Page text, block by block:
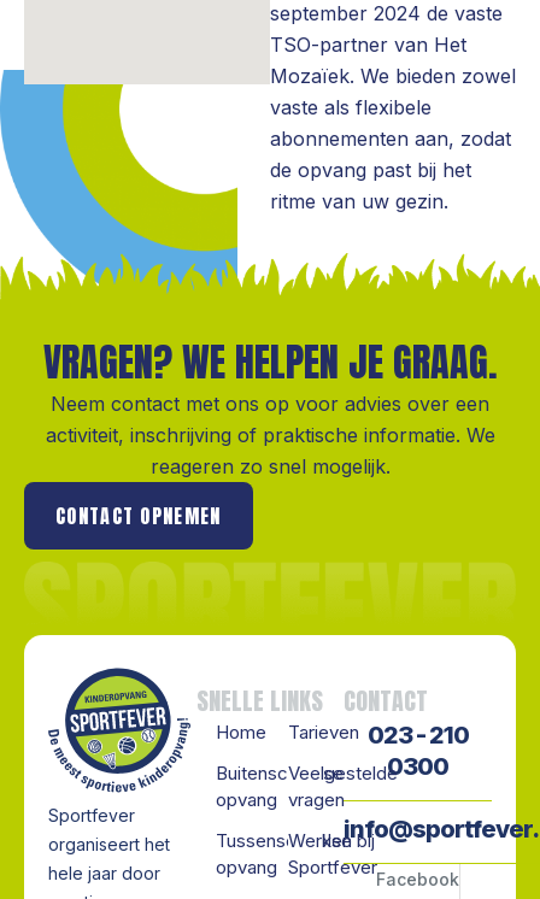
september 2024 de vaste
TSO-partner van Het
Mozaïek. We bieden zowel
vaste als flexibele
abonnementen aan, zodat
de opvang past bij het
ritme van uw gezin.
VRAGEN? WE HELPEN JE GRAAG.
Neem contact met ons op voor advies over een
activiteit, inschrijving of praktische informatie. We
reageren zo snel mogelijk.
CONTACT OPNEMEN
Sportfever
organiseert het
hele jaar door
SNELLE LINKS
Home
Buitenschoolse
opvang
Tussenschoolse
opvang
Tarieven
Veelgestelde
vragen
Werken bij
Sportfever
CONTACT
023 - 210
0300
Facebook